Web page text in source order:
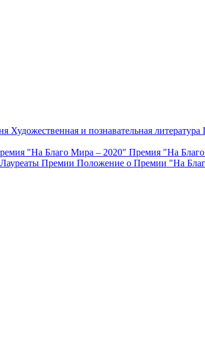
Художественная и познавательная литература
"На Благо Мира – 2020" Премия "На
Лауреаты Премии Положение о Премии "На